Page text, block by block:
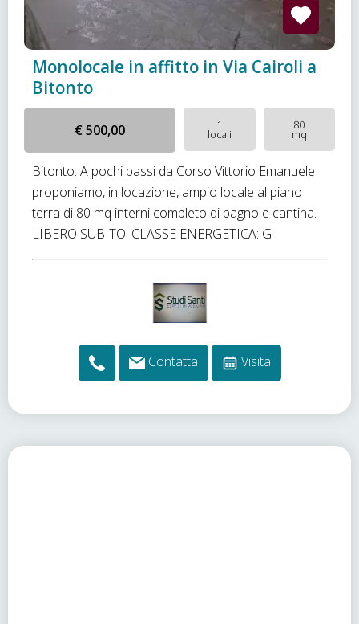
Monolocale in affitto in Via Cairoli a
Bitonto
€ 500,00 1
locali
80
mq
Bitonto: A pochi passi da Corso Vittorio Emanuele
proponiamo, in locazione, ampio locale al piano
terra di 80 mq interni completo di bagno e cantina.
LIBERO SUBITO! CLASSE ENERGETICA: G
Contatta Visita